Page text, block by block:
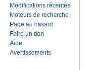
Modifications récentes
Moteurs de recherche
Page au hasard
Faire un don
Aide
Avertissements